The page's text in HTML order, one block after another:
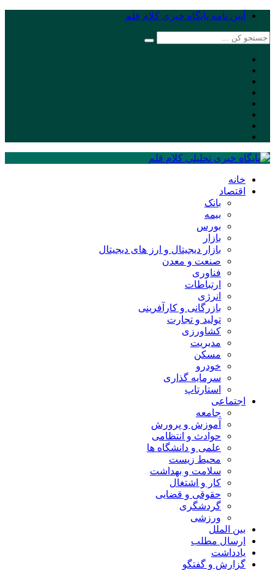
آیین نامه پایگاه خبری کلام قلم
خانه
اقتصاد
بانک
بیمه
بورس
بازار
بازار دیجیتال و ارز های دیجیتال
صنعت و معدن
فناوری
ارتباطات
انرژی
بازرگانی و کارآفرینی
تولید و تجارت
کشاورزی
مدیریت
مسکن
خودرو
سرمایه گذاری
استارتاپ
اجتماعی
جامعه
آموزش و پرورش
حوادث و انتظامی
علمی و دانشگاه ها
محیط زیست
سلامت و بهداشت
کار و اشتغال
حقوقی و قضایی
گردشگری
ورزشی
بین الملل
ارسال مطلب
یادداشت
گزارش و گفتگو